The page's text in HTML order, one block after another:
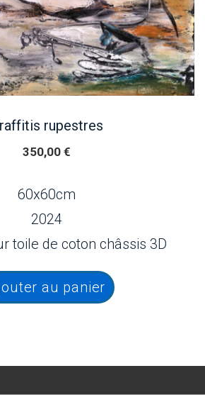
rupestres
350,00 €
60x60cm
2024
toile de coton châssis 3D
au panier